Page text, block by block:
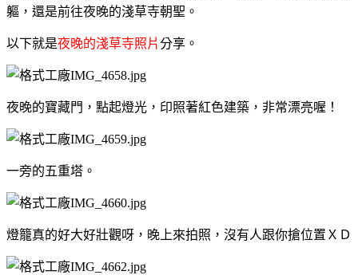
軀，還是前往夜晚的淺草寺朝聖。
以下就是夜晚的淺草寺照片分享。
夜晚的寶藏門，點起燈光，印照著紅色建築，非常漂亮喔！
一旁的五重塔。
燈籠真的好大好壯觀呀，晚上來拍照，沒有人跟你搶位置ＸＤ